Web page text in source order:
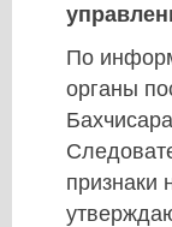
По
органы
признаки